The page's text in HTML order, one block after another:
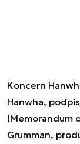
Koncern
Hanwha,
(Memorandum
Grumman,